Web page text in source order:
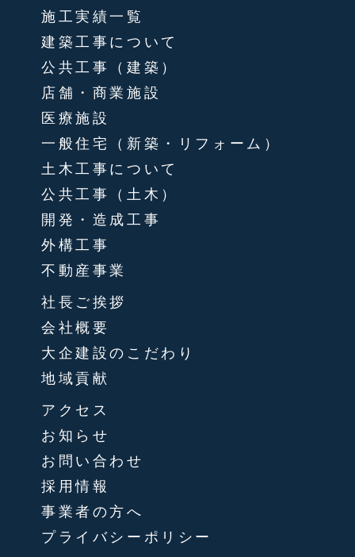
施工実績一覧
建築工事について
公共工事（建築）
店舗・商業施設
医療施設
一般住宅（新築・リフォーム）
土木工事について
公共工事（土木）
開発・造成工事
外構工事
不動産事業
社長ご挨拶
会社概要
大企建設のこだわり
地域貢献
アクセス
お知らせ
お問い合わせ
採用情報
事業者の方へ
プライバシーポリシー